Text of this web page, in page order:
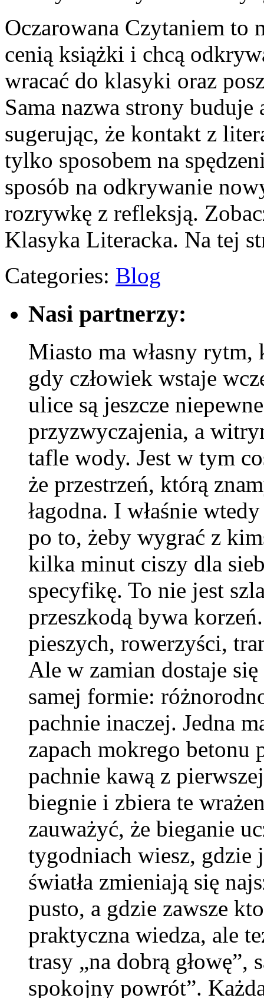
Oczarowana Czytaniem to
cenią książki i chcą
wracać do klasyki oraz
Sama nazwa strony
sugerując, że kontakt z
tylko sposobem na
sposób na odkrywanie
rozrywkę z refleksją.
Klasyka Literacka. Na tej
Categories: Blog
Nasi partnerzy:
Miasto ma własny rytm,
gdy człowiek wstaje
ulice są jeszcze
przyzwyczajenia, a
tafle wody. Jest w tym
że przestrzeń, którą
łagodna. I właśnie
po to, żeby wygrać z
kilka minut ciszy dla
specyfikę. To nie jest
przeszkodą bywa
pieszych, rowerzyści,
Ale w zamian dostaje
samej formie:
pachnie inaczej. Jedna
zapach mokrego betonu
pachnie kawą z
biegnie i zbiera te
zauważyć, że bieganie
tygodniach wiesz, gdzie
światła zmieniają się
pusto, a gdzie zawsze
praktyczna wiedza, ale
trasy „na dobrą głowę”,
spokojny powrót”.